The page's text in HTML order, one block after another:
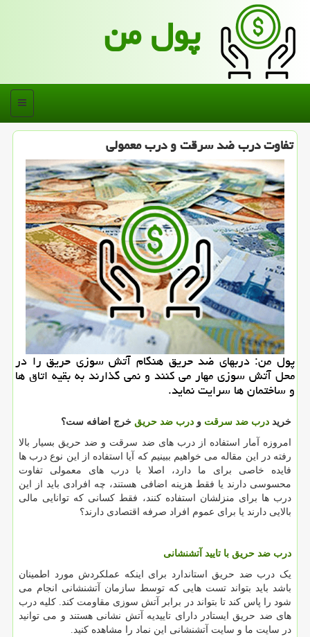
پول من
منو
تفاوت درب ضد سرقت و درب معمولی
پول من: دربهای ضد حریق هنگام آتش سوزی حریق را در
محل آتش سوزی مهار می كنند و نمی گذارند به بقیه اتاق ها
و ساختمان ها سرایت نماید.
خرید درب ضد سرقت و درب ضد حریق خرج اضافه ست؟
امروزه آمار استفاده از درب های ضد سرقت و ضد حریق بسیار بالا
رفته در این مقاله می خواهیم ببینیم که آیا استفاده از این نوع درب ها
فایده خاصی برای ما دارد، اصلا با درب های معمولی تفاوت
محسوسی دارند یا فقط هزینه اضافی هستند، چه افرادی باید از این
درب ها برای منزلشان استفاده کنند، فقط کسانی که توانایی مالی
بالایی دارند یا برای عموم افراد صرفه اقتصادی دارند؟
درب ضد حریق با تایید آتشنشانی
یک درب ضد حریق استاندارد برای اینکه عملکردش مورد اطمینان
باشد باید بتواند تست هایی که توسط سازمان آتشنشانی انجام می
شود را پاس کند تا بتواند در برابر آتش سوزی مقاومت کند. کلیه درب
های ضد حریق ایستادر دارای تاییدیه آتش نشانی هستند و می توانید
در سایت ما و سایت آتشنشانی این نماد را مشاهده کنید.